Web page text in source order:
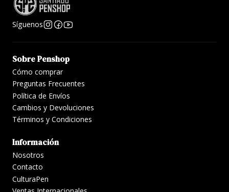
Síguenos
Sobre Penshop
Cómo comprar
Preguntas Frecuentes
Política de Envíos
Cambios y Devoluciones
Términos y Condiciones
Información
Nosotros
Contacto
CulturaPen